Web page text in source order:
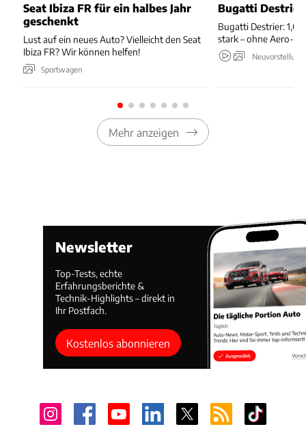
Seat Ibiza FR für ein halbes Jahr
geschenkt
Lust auf ein neues Auto? Vielleicht den Seat
Ibiza FR? Wir können helfen!
Sportwagen
Bugatti
Bugatti Destrier: 1,00
stark – ohne Aero-
Mehr anzeigen
Newsletter
Top-Tests, echte
Erfahrungsberichte &
Technik-Highlights – direkt in
Ihr Postfach.
Kostenlos abonnieren